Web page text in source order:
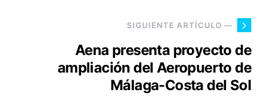
SIGUIENTE ARTÍCULO —
Aena presenta proyecto de
ampliación del Aeropuerto de
Málaga-Costa del Sol